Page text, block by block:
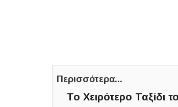
Περισσότερα...
Το Χειρότερο Ταξίδι